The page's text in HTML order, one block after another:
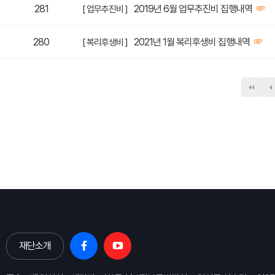
281 [ 업무추진비 ] 2019년 6월 업무추진비 집행내역
280 [ 복리후생비 ] 2021년 1월 복리후생비 집행내역
다음 맨끝
재단소개